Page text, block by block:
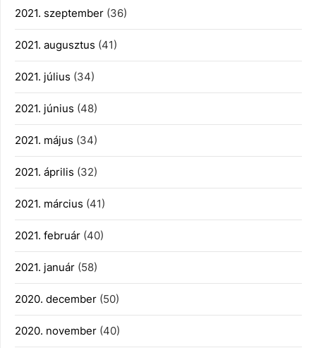
2021. szeptember (36)
2021. augusztus (41)
2021. július (34)
2021. június (48)
2021. május (34)
2021. április (32)
2021. március (41)
2021. február (40)
2021. január (58)
2020. december (50)
2020. november (40)